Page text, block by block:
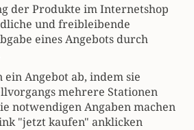
der Produkte im Internetshop
und freibleibende
eines Angebots durch
ein Angebot ab, indem sie
mehrere Stationen
notwendigen Angaben machen
"jetzt kaufen" anklicken